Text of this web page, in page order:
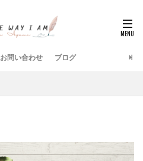
お問い合わせ ブログ